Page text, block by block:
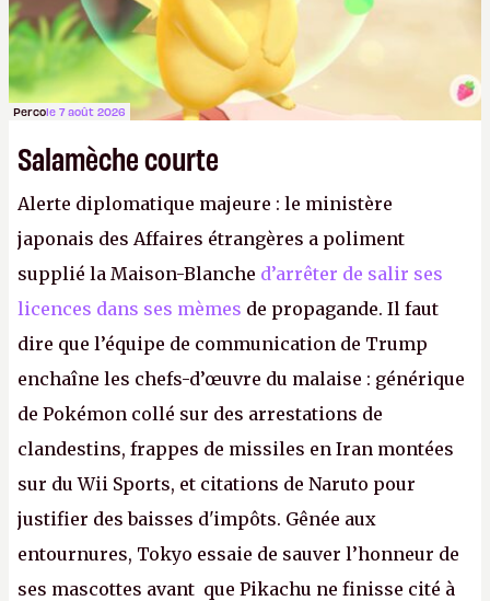
Percole 7 août 2026
Salamèche courte
Alerte diplomatique majeure : le ministère
japonais des Affaires étrangères a poliment
supplié la Maison-Blanche d’arrêter de salir ses
licences dans ses mèmes de propagande. Il faut
dire que l’équipe de communication de Trump
enchaîne les chefs-d’œuvre du malaise : générique
de Pokémon collé sur des arrestations de
clandestins, frappes de missiles en Iran montées
sur du Wii Sports, et citations de Naruto pour
justifier des baisses d'impôts. Gênée aux
entournures, Tokyo essaie de sauver l’honneur de
ses mascottes avant que Pikachu ne finisse cité à